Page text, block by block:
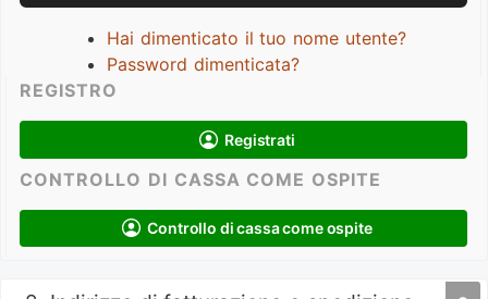
Hai dimenticato il tuo nome utente?
Password dimenticata?
REGISTRO
Registrati
CONTROLLO DI CASSA COME OSPITE
Controllo di cassa come ospite